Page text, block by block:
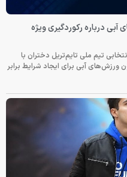
درباره رکوردگیری ویژه
تیم ملی تایم‌تریل دختران با
ورزش‌های آبی برای ایجاد شرایط برابر